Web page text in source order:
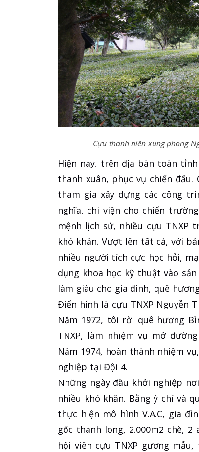
Cựu thanh niên xung phong
Hiện nay, trên địa bàn toàn
thanh xuân, phục vụ chiến
tham gia xây dựng các công
nghĩa, chi viện cho chiến
mệnh lịch sử, nhiều cựu
khó khăn. Vượt lên tất cả, với
nhiều người tích cực học hỏi,
dụng khoa học kỹ thuật vào
làm giàu cho gia đình, quê
Điển hình là cựu TNXP Nguyễn
Năm 1972, tôi rời quê hương
TNXP, làm nhiệm vụ mở
Năm 1974, hoàn thành nhiệm
nghiệp tại Đội 4.
Những ngày đầu khởi nghiệp
nhiều khó khăn. Bằng ý chí và
thực hiện mô hình V.A.C, gia
gốc thanh long, 2.000m2 chè,
hội viên cựu TNXP gương